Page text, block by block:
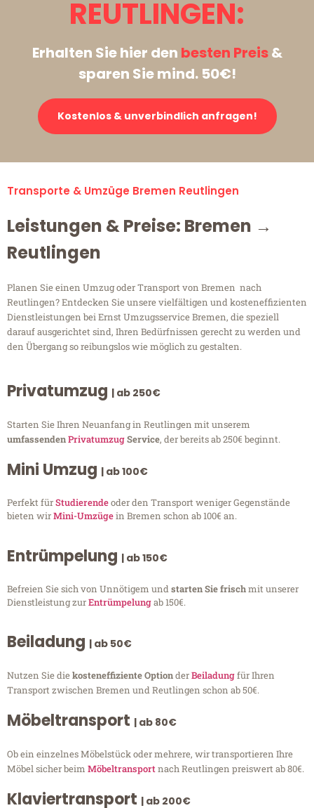
REUTLINGEN:
Erhalten Sie hier den besten Preis&
sparen Sie mind. 50€!
Kostenlos & unverbindlich anfragen!
Transporte & Umzüge Bremen Reutlingen
Leistungen & Preise: Bremen →
Reutlingen
Planen Sie einen Umzug oder Transport von Bremen nach
Reutlingen? Entdecken Sie unsere vielfältigen und kosteneffizienten
Dienstleistungen bei Ernst Umzugsservice Bremen, die speziell
darauf ausgerichtet sind, Ihren Bedürfnissen gerecht zu werden und
den Übergang so reibungslos wie möglich zu gestalten.
Privatumzug | ab 250€
Starten Sie Ihren Neuanfang in Reutlingen mit unserem
umfassendenPrivatumzugService, der bereits ab 250€ beginnt.
Mini Umzug | ab 100€
Perfekt fürStudierendeoder den Transport weniger Gegenstände
bieten wirMini-Umzügein Bremen schon ab 100€ an.
Entrümpelung | ab 150€
Befreien Sie sich von Unnötigem undstarten Sie frischmit unserer
Dienstleistung zurEntrümpelungab 150€.
Beiladung | ab 50€
Nutzen Sie diekosteneffiziente OptionderBeiladungfür Ihren
Transport zwischen Bremen und Reutlingen schon ab 50€.
Möbeltransport | ab 80€
Ob ein einzelnes Möbelstück oder mehrere, wir transportieren Ihre
Möbel sicher beim Möbeltransportnach Reutlingen preiswert ab 80€.
Klaviertransport | ab 200€